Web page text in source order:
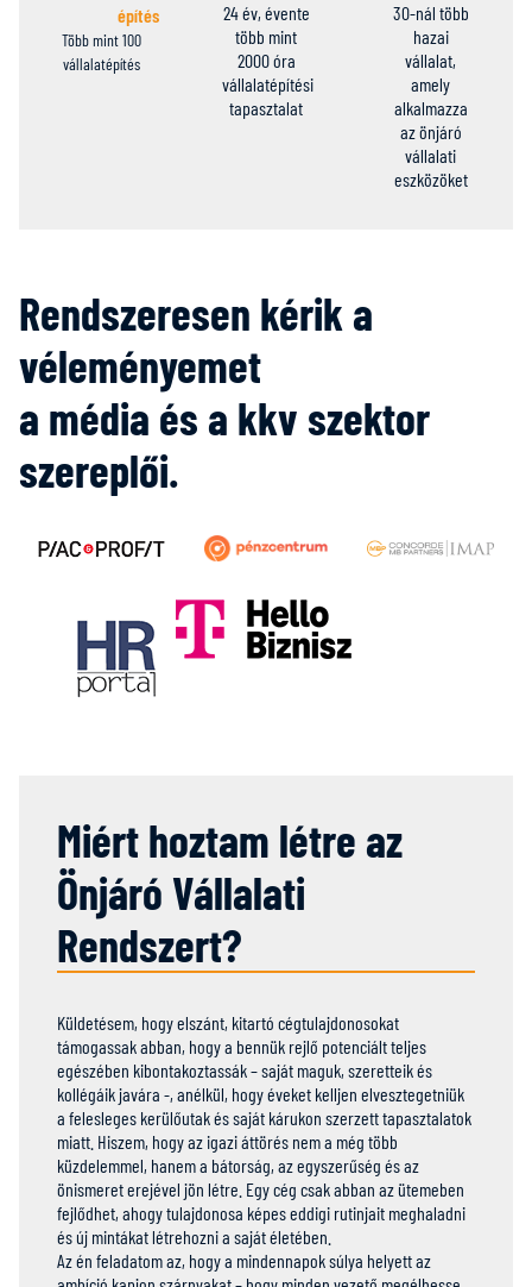
építés
Több mint 100
vállalatépítés
24 év, évente
több mint
2000 óra
vállalatépítési
tapasztalat
30-nál több
hazai
vállalat,
amely
alkalmazza
az önjáró
vállalati
eszközöket
Rendszeresen kérik a
véleményemet
a média és a kkv szektor
szereplői.
Miért hoztam létre az
Önjáró Vállalati
Rendszert?
Küldetésem, hogy elszánt, kitartó cégtulajdonosokat
támogassak abban, hogy a bennük rejlő potenciált teljes
egészében kibontakoztassák – saját maguk, szeretteik és
kollégáik javára -, anélkül, hogy éveket kelljen elvesztegetniük
a felesleges kerülőutak és saját kárukon szerzett tapasztalatok
miatt. Hiszem, hogy az igazi áttörés nem a még több
küzdelemmel, hanem a bátorság, az egyszerűség és az
önismeret erejével jön létre. Egy cég csak abban az ütemeben
fejlődhet, ahogy tulajdonosa képes eddigi rutinjait meghaladni
és új mintákat létrehozni a saját életében.
Az én feladatom az, hogy a mindennapok súlya helyett az